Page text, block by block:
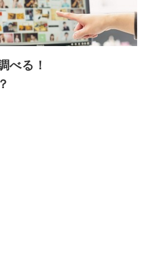
べる！